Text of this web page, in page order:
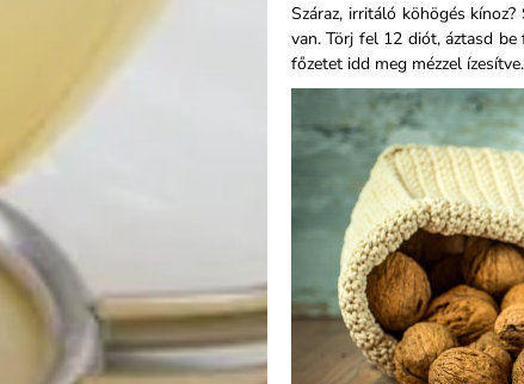
Száraz, irritáló köhögés
van. Törj fel 12 diót, áztasd
főzetet idd meg mézzel ízesítve.